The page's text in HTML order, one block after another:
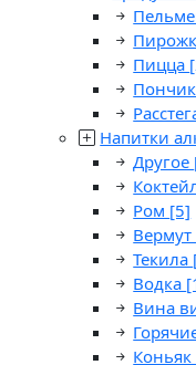
Пицца
Напитки
Другое
Ром [5]
Вермут
Текила
Водка
Вина
Коньяк